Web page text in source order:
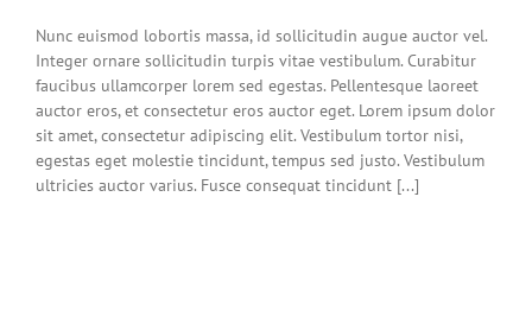
Nunc euismod lobortis massa, id sollicitudin augue auctor vel.
Integer ornare sollicitudin turpis vitae vestibulum. Curabitur
faucibus ullamcorper lorem sed egestas. Pellentesque laoreet
auctor eros, et consectetur eros auctor eget. Lorem ipsum dolor
sit amet, consectetur adipiscing elit. Vestibulum tortor nisi,
egestas eget molestie tincidunt, tempus sed justo. Vestibulum
ultricies auctor varius. Fusce consequat tincidunt [...]